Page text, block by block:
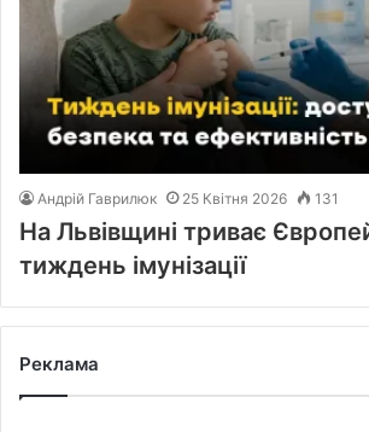
Андрій Гаврилюк 25 Квітня 2026 131
На Львівщині триває
тиждень імунізації
Реклама